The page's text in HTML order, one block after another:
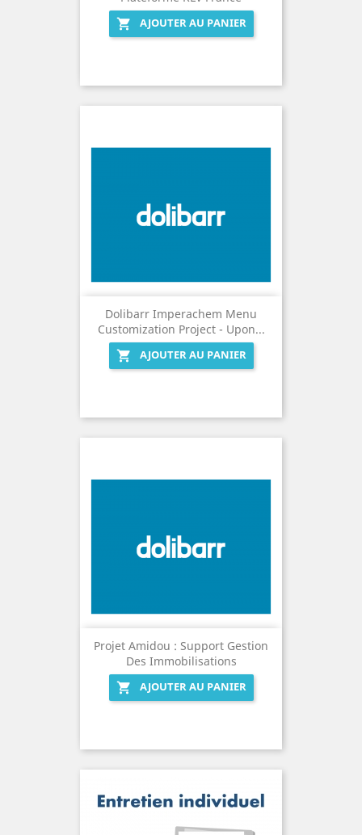

AJOUTER AU PANIER
Dolibarr Imperachem Menu
Customization Project - Upon...

AJOUTER AU PANIER
Projet Amidou : Support Gestion
Des Immobilisations

AJOUTER AU PANIER